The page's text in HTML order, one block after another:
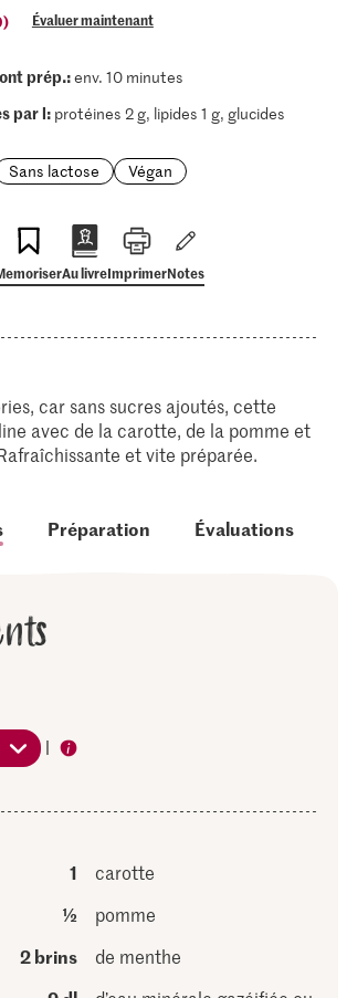
Évaluer maintenant
prép.:env. 10 minutes
par l:protéines 2 g, lipides 1 g, glucides
Sans lactose Végan
Au livreImprimerNotes
car sans sucres ajoutés, cette
avec de la carotte, de la pomme et
et vite préparée.
Préparation Évaluations
l
1
carotte
½
pomme
2 brins
de menthe